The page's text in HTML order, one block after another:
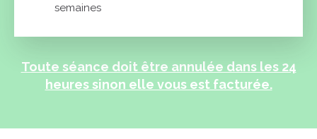
semaines
Toute séance doit être annulée dans les 24
heures sinon elle vous est facturée.